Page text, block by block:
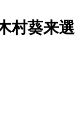
村葵来選